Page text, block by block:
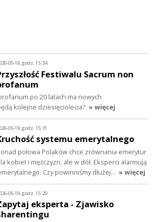
05-19, godz. 15:34
Festiwalu Sacrum non
po 20 latach ma nowych
kolejne dziesięciolecia? » więcej
05-19, godz. 15:31
systemu emerytalnego
połowa Polaków chce zrównania emerytur
kobiet i mężczyzn, ale w dół. Eksperci alarmują
Czy powinniśmy dłużej… » więcej
05-19, godz. 15:29
eksperta - Zjawisko